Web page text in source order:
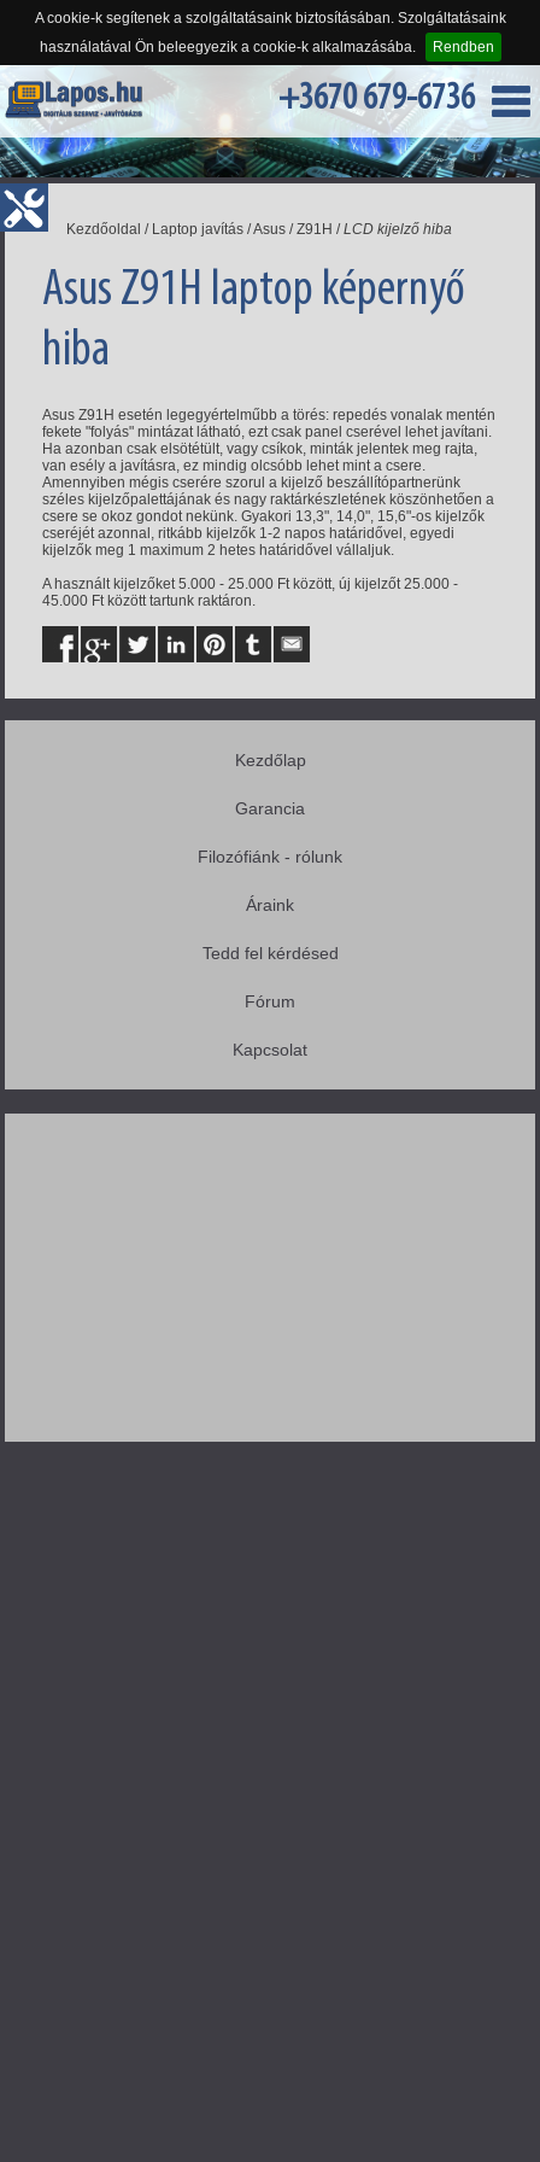
A cookie-k segítenek a szolgáltatásaink biztosításában. Szolgáltatásaink
használatával Ön beleegyezik a cookie-k alkalmazásába.
Rendben
+3670 679-6736
Kezdőoldal / Laptop javítás /Asus /Z91H /LCD kijelző hiba
Asus Z91H laptop képernyő
hiba
Asus Z91H esetén legegyértelműbb a törés: repedés vonalak mentén
fekete "folyás" mintázat látható, ezt csak panel cserével lehet javítani.
Ha azonban csak elsötétült, vagy csíkok, minták jelentek meg rajta,
van esély a javításra, ez mindig olcsóbb lehet mint a csere.
Amennyiben mégis cserére szorul a kijelző beszállítópartnerünk
széles kijelzőpalettájának és nagy raktárkészletének köszönhetően a
csere se okoz gondot nekünk. Gyakori 13,3", 14,0", 15,6"-os kijelzők
cseréjét azonnal, ritkább kijelzők 1-2 napos határidővel, egyedi
kijelzők meg 1 maximum 2 hetes határidővel vállaljuk.
A használt kijelzőket 5.000 - 25.000 Ft között, új kijelzőt 25.000 -
45.000 Ft között tartunk raktáron.
Kezdőlap
Garancia
Filozófiánk - rólunk
Áraink
Tedd fel kérdésed
Fórum
Kapcsolat